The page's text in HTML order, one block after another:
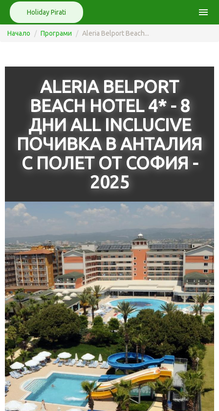
Holiday Pirati menu
Начало Програми Aleria Belport Beach...
ALERIA BELPORT
BEACH HOTEL 4* - 8
ДНИ ALL INCLUCIVE
ПОЧИВКА В АНТАЛИЯ
С ПОЛЕТ ОТ СОФИЯ -
2025